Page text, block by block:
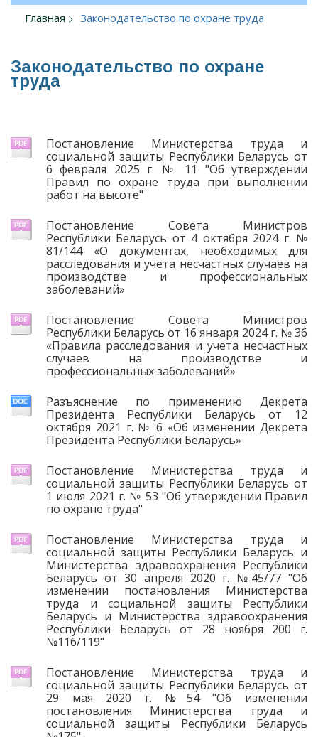
Главная Законодательство по охране труда
Законодательство по охране
труда
Постановление Министерства труда и
социальной защиты Республики Беларусь от
6 февраля 2025 г. № 11 "Об утверждении
Правил по охране труда при выполнении
работ на высоте"
Постановление Совета Министров
Республики Беларусь от 4 октября 2024 г. №
81/144 «О документах, необходимых для
расследования и учета несчастных случаев на
производстве и профессиональных
заболеваний»
Постановление Совета Министров
Республики Беларусь от 16 января 2024 г. № 36
«Правила расследования и учета несчастных
случаев на производстве и
профессиональных заболеваний»
Разъяснение по применению Декрета
Президента Республики Беларусь от 12
октября 2021 г. № 6 «Об изменении Декрета
Президента Республики Беларусь»
Постановление Министерства труда и
социальной защиты Республики Беларусь от
1 июля 2021 г. № 53 "Об утверждении Правил
по охране труда"
Постановление Министерства труда и
социальной защиты Республики Беларусь и
Министерства здравоохранения Республики
Беларусь от 30 апреля 2020 г. №45/77 "Об
изменении постановления Министерства
труда и социальной защиты Республики
Беларусь и Министерства здравоохранения
Республики Беларусь от 28 ноября 200 г.
№116/119"
Постановление Министерства труда и
социальной защиты Республики Беларусь от
29 мая 2020 г. №54 "Об изменении
постановления Министерства труда и
социальной защиты Республики Беларусь